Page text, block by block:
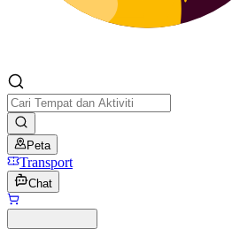
Peta
Transport
Chat